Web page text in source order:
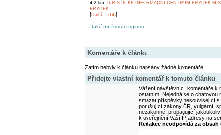
4,2 km TURISTICKÉ INFORMAČNÍ CENTRUM FRÝDEK-
FRÝDEK
[Další... (14)]
Další možnosti regionu ...
Komentáře k článku
Zatím nebyly k článku napsány žádné komentáře.
Přidejte vlastní komentář k tomuto článku
Vážení návštěvníci, komentáře k
ostatním. Nejedná se o
smazat příspěvky nesouvisející
porušující zákony ČR, vulgární,
nezákonné, propagující
k uveřejnění Vaší IP adresy na
Redakce neodpovídá za